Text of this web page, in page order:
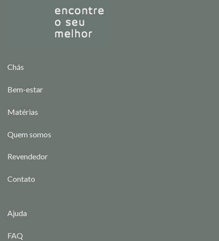
Chás
Bem-estar
Matérias
Quem somos
Revendedor
Contato
Ajuda
FAQ